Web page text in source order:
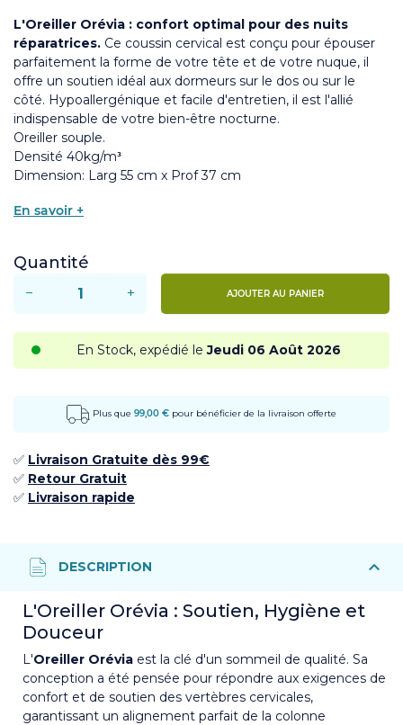
L'Oreiller Orévia : confort optimal pour des nuits
réparatrices. Ce coussin cervical est conçu pour épouser
parfaitement la forme de votre tête et de votre nuque, il
offre un soutien idéal aux dormeurs sur le dos ou sur le
côté. Hypoallergénique et facile d'entretien, il est l'allié
indispensable de votre bien-être nocturne.
Oreiller souple.
Densité 40kg/m³
Dimension: Larg 55 cm x Prof 37 cm
En savoir +
Quantité
− + AJOUTER AU PANIER
En Stock, expédié leJeudi 06 Août 2026
Plus que 99,00 € pour bénéficier de la livraison offerte
✅ Livraison Gratuite dès 99€
✅ ​ Retour Gratuit
✅​ Livraison rapide
L'Oreiller Orévia : Soutien, Hygiène et
Douceur
L'Oreiller Orévia est la clé d'un sommeil de qualité. Sa
conception a été pensée pour répondre aux exigences de
confort et de soutien des vertèbres cervicales,
garantissant un alignement parfait de la colonne